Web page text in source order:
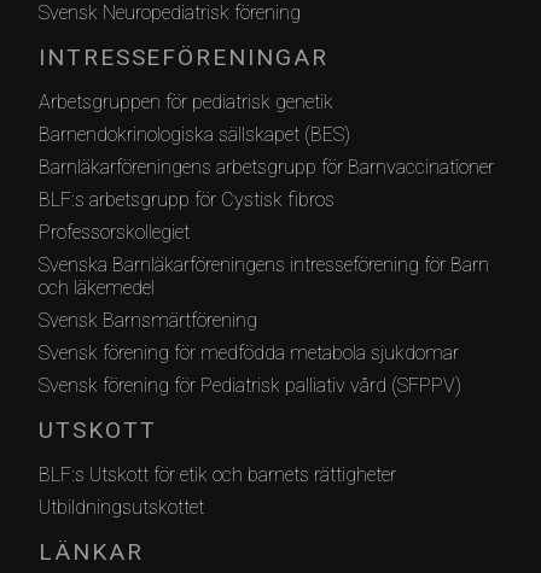
Svensk Neuropediatrisk förening
INTRESSEFÖRENINGAR
Arbetsgruppen för pediatrisk genetik
Barnendokrinologiska sällskapet (BES)
Barnläkarföreningens arbetsgrupp för Barnvaccinationer
BLF:s arbetsgrupp för Cystisk fibros
Professorskollegiet
Svenska Barnläkarföreningens intresseförening för Barn
och läkemedel
Svensk Barnsmärtförening
Svensk förening för medfödda metabola sjukdomar
Svensk förening för Pediatrisk palliativ vård (SFPPV)
UTSKOTT
BLF:s Utskott för etik och barnets rättigheter
Utbildningsutskottet
LÄNKAR